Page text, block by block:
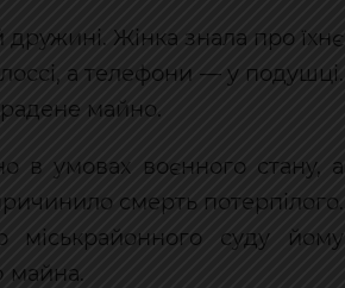
Жінка знала про їхнє
а телефони — у подушці.
майно.
в умовах воєнного стану, а
смерть потерпілого.
міськрайонного суду йому
майна.